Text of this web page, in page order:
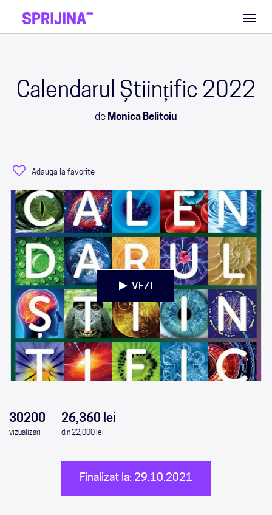
Calendarul Științific 2022
de Monica Belitoiu
Adauga la favorite
VEZI
30200
vizualizari
26,360 lei
din 22,000 lei
Finalizat la: 29.10.2021